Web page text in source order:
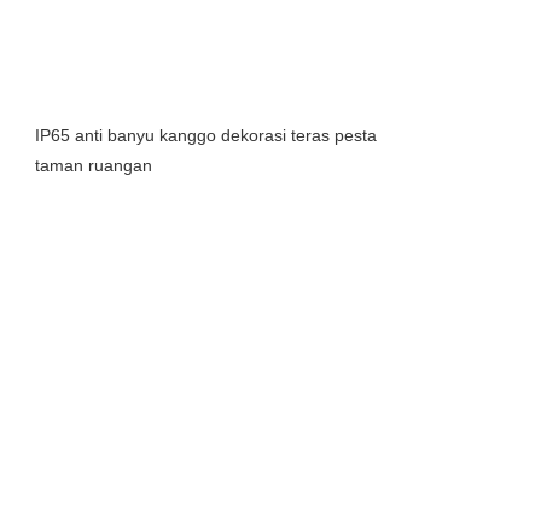
IP65 anti banyu kanggo dekorasi teras pesta
taman ruangan